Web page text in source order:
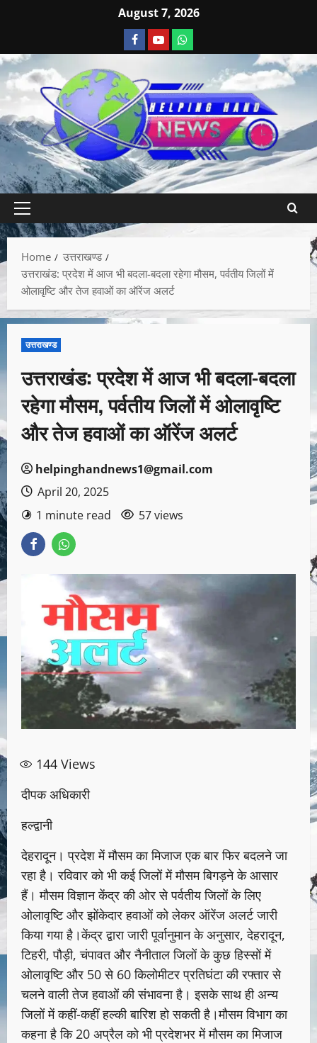
August 7, 2026
Home
उत्तराखण्ड
उत्तराखंड: प्रदेश में आज भी बदला-बदला रहेगा मौसम, पर्वतीय जिलों में
ओलावृष्टि और तेज हवाओं का ऑरेंज अलर्ट
उत्तराखण्ड
उत्तराखंड: प्रदेश में आज भी बदला-बदला
रहेगा मौसम, पर्वतीय जिलों में ओलावृष्टि
और तेज हवाओं का ऑरेंज अलर्ट
helpinghandnews1@gmail.com
April 20, 2025
1 minute read
57 views
144 Views
दीपक अधिकारी
हल्द्वानी
देहरादून। प्रदेश में मौसम का मिजाज एक बार फिर बदलने जा
रहा है। रविवार को भी कई जिलों में मौसम बिगड़ने के आसार
हैं। मौसम विज्ञान केंद्र की ओर से पर्वतीय जिलों के लिए
ओलावृष्टि और झोंकेदार हवाओं को लेकर ऑरेंज अलर्ट जारी
किया गया है।केंद्र द्वारा जारी पूर्वानुमान के अनुसार, देहरादून,
टिहरी, पौड़ी, चंपावत और नैनीताल जिलों के कुछ हिस्सों में
ओलावृष्टि और 50 से 60 किलोमीटर प्रतिघंटा की रफ्तार से
चलने वाली तेज हवाओं की संभावना है। इसके साथ ही अन्य
जिलों में कहीं-कहीं हल्की बारिश हो सकती है।मौसम विभाग का
कहना है कि 20 अप्रैल को भी प्रदेशभर में मौसम का मिजाज